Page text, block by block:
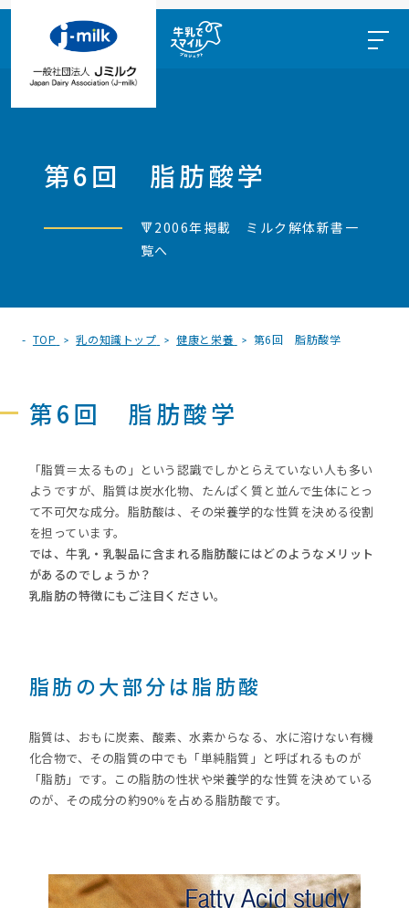
第6回 脂肪酸学
🔻2006年掲載 ミルク解体新書一
覧へ
TOP 乳の知識トップ 健康と栄養 第6回 脂肪酸学
第6回 脂肪酸学
「脂質＝太るもの」という認識でしかとらえていない人も多い
ようですが、脂質は炭水化物、たんぱく質と並んで生体にとっ
て不可欠な成分。脂肪酸は、その栄養学的な性質を決める役割
を担っています。
では、牛乳・乳製品に含まれる脂肪酸にはどのようなメリット
があるのでしょうか？
乳脂肪の特徴にもご注目ください。
脂肪の大部分は脂肪酸
脂質は、おもに炭素、酸素、水素からなる、水に溶けない有機
化合物で、その脂質の中でも「単純脂質」と呼ばれるものが
「脂肪」です。この脂肪の性状や栄養学的な性質を決めている
のが、その成分の約90%を占める脂肪酸です。